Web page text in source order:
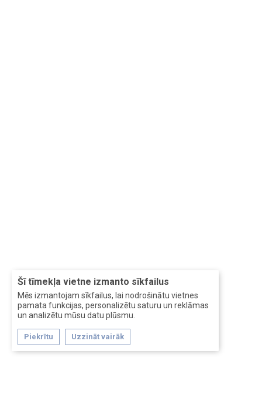
Šī tīmekļa vietne izmanto sīkfailus
Mēs izmantojam sīkfailus, lai nodrošinātu vietnes
pamata funkcijas, personalizētu saturu un reklāmas
un analizētu mūsu datu plūsmu.
Piekrītu Uzzināt vairāk